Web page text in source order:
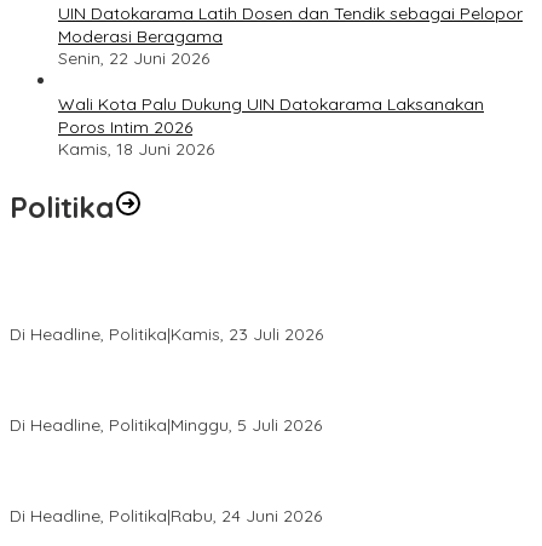
UIN Datokarama Latih Dosen dan Tendik sebagai Pelopor
Moderasi Beragama
Senin, 22 Juni 2026
Wali Kota Palu Dukung UIN Datokarama Laksanakan
Poros Intim 2026
Kamis, 18 Juni 2026
Politika
Di Headline, Politika|Kamis, 23 Juli 2026
Di Headline, Politika|Minggu, 5 Juli 2026
Di Headline, Politika|Rabu, 24 Juni 2026